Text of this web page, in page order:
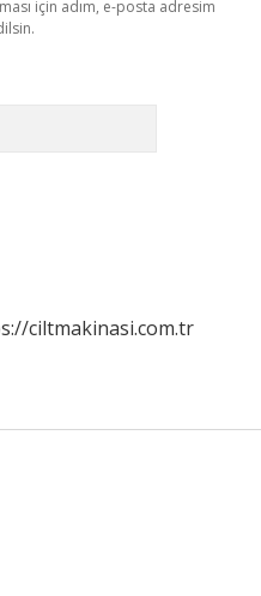
için adım, e-posta adresim
ciltmakinasi.com.tr